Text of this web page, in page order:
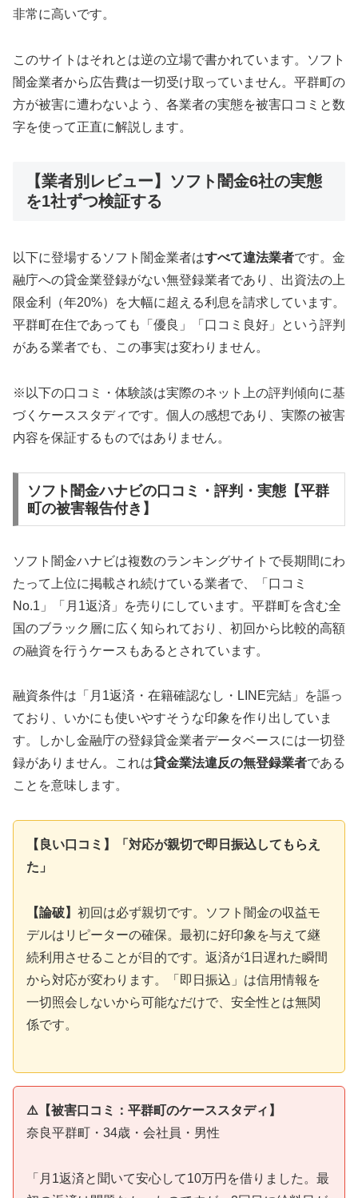
非常に高いです。
このサイトはそれとは逆の立場で書かれています。ソフト
闇金業者から広告費は一切受け取っていません。平群町の
方が被害に遭わないよう、各業者の実態を被害口コミと数
字を使って正直に解説します。
【業者別レビュー】ソフト闇金6社の実態
を1社ずつ検証する
以下に登場するソフト闇金業者はすべて違法業者です。金
融庁への貸金業登録がない無登録業者であり、出資法の上
限金利（年20%）を大幅に超える利息を請求しています。
平群町在住であっても「優良」「口コミ良好」という評判
がある業者でも、この事実は変わりません。
※以下の口コミ・体験談は実際のネット上の評判傾向に基
づくケーススタディです。個人の感想であり、実際の被害
内容を保証するものではありません。
ソフト闇金ハナビの口コミ・評判・実態【平群
町の被害報告付き】
ソフト闇金ハナビは複数のランキングサイトで長期間にわ
たって上位に掲載され続けている業者で、「口コミ
No.1」「月1返済」を売りにしています。平群町を含む全
国のブラック層に広く知られており、初回から比較的高額
の融資を行うケースもあるとされています。
融資条件は「月1返済・在籍確認なし・LINE完結」を謳っ
ており、いかにも使いやすそうな印象を作り出していま
す。しかし金融庁の登録貸金業者データベースには一切登
録がありません。これは貸金業法違反の無登録業者である
ことを意味します。
【良い口コミ】「対応が親切で即日振込してもらえ
た」
【論破】 初回は必ず親切です。ソフト闇金の収益モ
デルはリピーターの確保。最初に好印象を与えて継
続利用させることが目的です。返済が1日遅れた瞬間
から対応が変わります。「即日振込」は信用情報を
一切照会しないから可能なだけで、安全性とは無関
係です。
⚠️【被害口コミ：平群町のケーススタディ】
奈良平群町・34歳・会社員・男性
「月1返済と聞いて安心して10万円を借りました。最